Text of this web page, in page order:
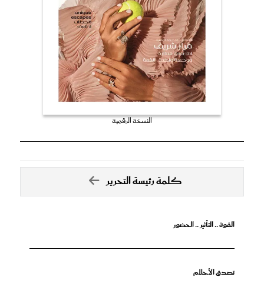
النسخة الرقمية
كلمة رئيسة التحرير
القوة .. التأثير .. الحضور
تصدق الأحلام